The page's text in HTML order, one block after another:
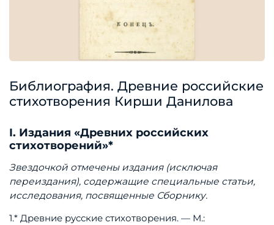
Библиография. Древние российские
стихотворения Кирши Данилова
I. Издания «Древних российских
стихотворений»*
Звездочкой отмечены издания (исключая
переиздания), содержащие специальные статьи,
исследования, посвященные Сборнику.
1.* Древние русские стихотворения. — М.: